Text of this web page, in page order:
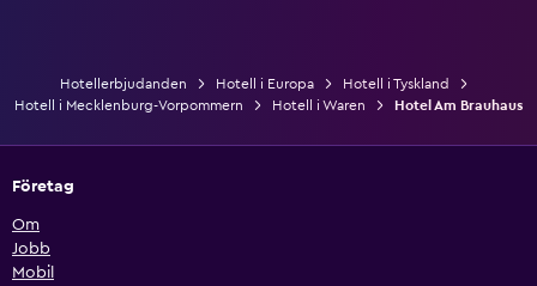
Hotellerbjudanden Hotell i Europa
Hotell i Tyskland
Hotell i Mecklenburg-Vorpommern
Hotell i Waren Hotel Am Brauhaus
Företag
Om
Jobb
Mobil